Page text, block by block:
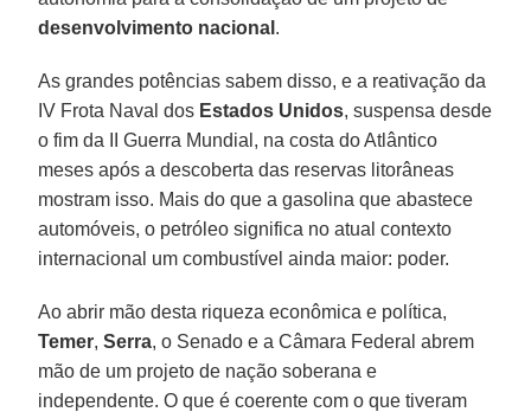
desenvolvimento nacional .
As grandes potências sabem disso, e a reativação da
IV Frota Naval dos Estados Unidos, suspensa desde
o fim da II Guerra Mundial, na costa do Atlântico
meses após a descoberta das reservas litorâneas
mostram isso. Mais do que a gasolina que abastece
automóveis, o petróleo significa no atual contexto
internacional um combustível ainda maior: poder.
Ao abrir mão desta riqueza econômica e política,
Temer,Serra, o Senado e a Câmara Federal abrem
mão de um projeto de nação soberana e
independente. O que é coerente com o que tiveram